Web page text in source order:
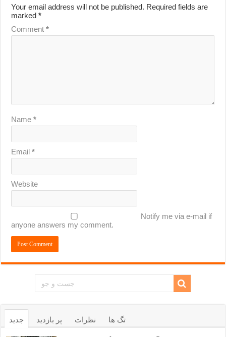
Your email address will not be published. Required fields are
marked*
Comment*
Name*
Email*
Website
Notify me via e-mail if
anyone answers my comment.
جدید پر بازدید نظرات تگ ها